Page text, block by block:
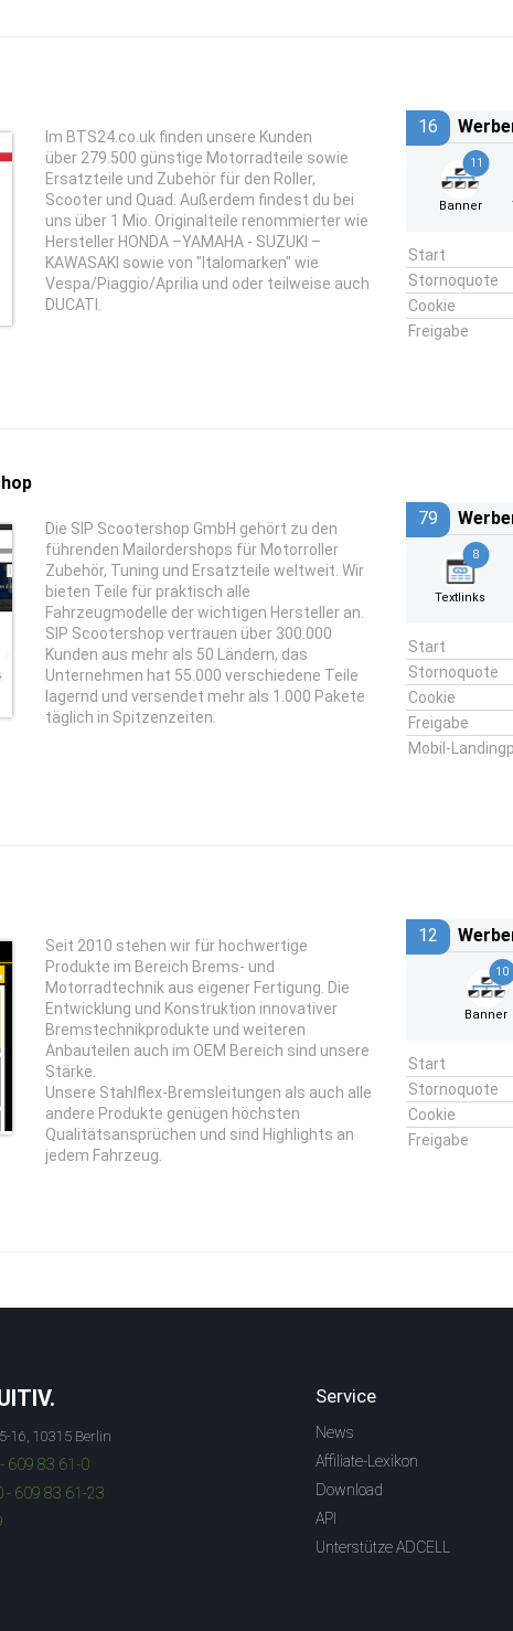
Im BTS24.co.uk finden unsere Kunden
über 279.500 günstige Motorradteile sowie
Ersatzteile und Zubehör für den Roller,
Scooter und Quad. Außerdem findest du bei
uns über 1 Mio. Originalteile renommierter wie
Hersteller HONDA –YAMAHA - SUZUKI –
KAWASAKI sowie von "Italomarken" wie
Vespa/Piaggio/Aprilia und oder teilweise auch
DUCATI.
16
11
Banner
Start
Stornoquote
Cookie
Freigabe
Die SIP Scootershop GmbH gehört zu den
führenden Mailordershops für Motorroller
Zubehör, Tuning und Ersatzteile weltweit. Wir
bieten Teile für praktisch alle
Fahrzeugmodelle der wichtigen Hersteller an.
SIP Scootershop vertrauen über 300.000
Kunden aus mehr als 50 Ländern, das
Unternehmen hat 55.000 verschiedene Teile
lagernd und versendet mehr als 1.000 Pakete
täglich in Spitzenzeiten.
79
8
Textlinks
Start
Stornoquote
Cookie
Freigabe
Mobil-
Seit 2010 stehen wir für hochwertige
Produkte im Bereich Brems- und
Motorradtechnik aus eigener Fertigung. Die
Entwicklung und Konstruktion innovativer
Bremstechnikprodukte und weiteren
Anbauteilen auch im OEM Bereich sind unsere
Stärke.
Unsere Stahlflex-Bremsleitungen als auch alle
andere Produkte genügen höchsten
Qualitätsansprüchen und sind Highlights an
jedem Fahrzeug.
12
10
Banner
Start
Stornoquote
Cookie
Freigabe
16, 10315 Berlin
609 83 61-0
- 609 83 61-23
Service
News
Affiliate-Lexikon
Download
API
Unterstütze ADCELL